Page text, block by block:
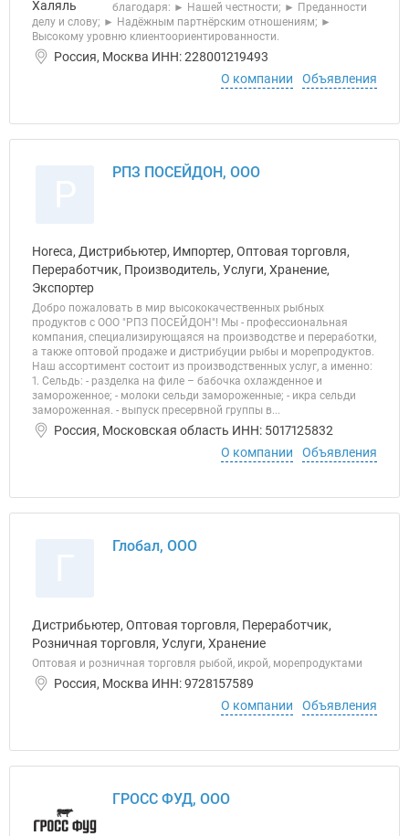
благодаря: ► Нашей честности; ► Преданности
делу и слову; ► Надёжным партнёрским отношениям; ►
Высокому уровню клиентоориентированности.
Россия, Москва ИНН: 228001219493
О компании
Объявления
РПЗ ПОСЕЙДОН, ООО
Horeca, Дистрибьютер, Импортер, Оптовая торговля,
Переработчик, Производитель, Услуги, Хранение,
Экспортер
Добро пожаловать в мир высококачественных рыбных
продуктов с ООО "РПЗ ПОСЕЙДОН"! Мы - профессиональная
компания, специализирующаяся на производстве и переработки,
а также оптовой продаже и дистрибуции рыбы и морепродуктов.
Наш ассортимент состоит из производственных услуг, а именно:
1. Сельдь: - разделка на филе – бабочка охлажденное и
замороженное; - молоки сельди замороженные; - икра сельди
замороженная. - выпуск пресервной группы в...
Россия, Московская область ИНН: 5017125832
О компании
Объявления
Глобал, ООО
Дистрибьютер, Оптовая торговля, Переработчик,
Розничная торговля, Услуги, Хранение
Оптовая и розничная торговля рыбой, икрой, морепродуктами
Россия, Москва ИНН: 9728157589
О компании
Объявления
ГРОСС ФУД, ООО